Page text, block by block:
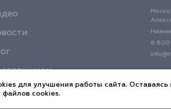
8 800
для улучшения работы сайта.
файлов cookies.